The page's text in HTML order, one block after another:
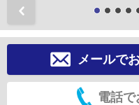
メールで
電話